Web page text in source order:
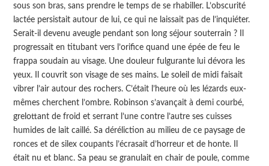
sous son bras, sans prendre le temps de se rhabiller. L’obscurité
lactée persistait autour de lui, ce qui ne laissait pas de l’inquiéter.
Serait-il devenu aveugle pendant son long séjour souterrain ? Il
progressait en titubant vers l’orifice quand une épée de feu le
frappa soudain au visage. Une douleur fulgurante lui dévora les
yeux. Il couvrit son visage de ses mains. Le soleil de midi faisait
vibrer l’air autour des rochers. C’était l’heure où les lézards eux-
mêmes cherchent l’ombre. Robinson s’avançait à demi courbé,
grelottant de froid et serrant l’une contre l’autre ses cuisses
humides de lait caillé. Sa déréliction au milieu de ce paysage de
ronces et de silex coupants l’écrasait d’horreur et de honte. Il
était nu et blanc. Sa peau se granulait en chair de poule, comme